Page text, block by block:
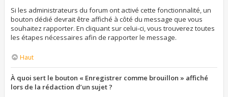
Si les administrateurs du forum ont activé cette fonctionnalité, un
bouton dédié devrait être affiché à côté du message que vous
souhaitez rapporter. En cliquant sur celui-ci, vous trouverez toutes
les étapes nécessaires afin de rapporter le message.
Haut
À quoi sert le bouton « Enregistrer comme brouillon » affiché
lors de la rédaction d’un sujet ?